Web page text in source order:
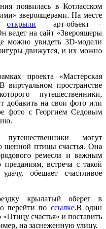
появилась в Котласском
звероящерами. На месте
открыли арт-объект –
ведет на сайт «Звероящеры
можно увидеть 3D-модели
движутся, и их можно
проекта «Мастерская
виртуальном пространстве
путешественники,
добавить на свои фото или
фото с Георгием Седовым
могут
щепной птицы счастья. Она
ремесла и важным
встреча с такой
обещает счастливое
крылатый оберег в
перейти по ссылке.В один
счастья» и поставить
на заснеженную улицу.